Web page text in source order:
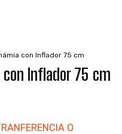
con Inflador 75 cm
Inflador 75 cm
O